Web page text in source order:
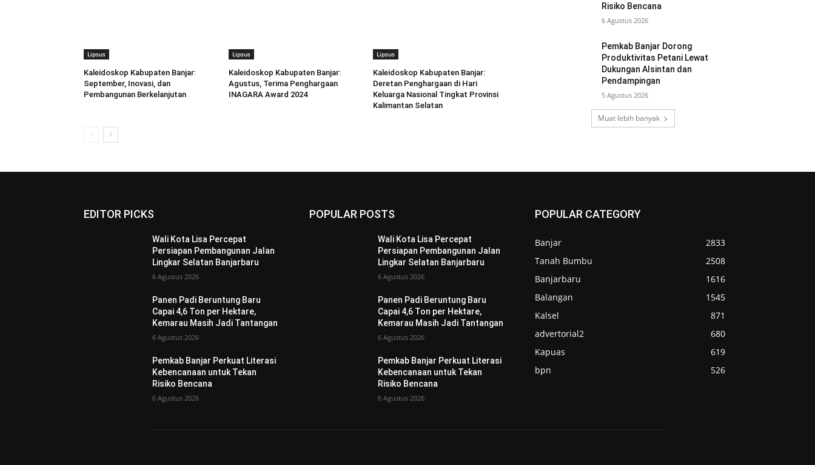
Lipsus
Kaleidoskop Kabupaten Banjar:
September, Inovasi, dan
Pembangunan Berkelanjutan
Lipsus
Kaleidoskop Kabupaten Banjar:
Agustus, Terima Penghargaan
INAGARA Award 2024
Lipsus
Kaleidoskop Kabupaten Banjar:
Deretan Penghargaan di Hari
Keluarga Nasional Tingkat Provinsi
Kalimantan Selatan
Risiko Bencana
6 Agustus 2026
Pemkab Banjar Dorong
Produktivitas Petani Lewat
Dukungan Alsintan dan
Pendampingan
5 Agustus 2026
Muat lebih banyak
EDITOR PICKS
Wali Kota Lisa Percepat
Persiapan Pembangunan Jalan
Lingkar Selatan Banjarbaru
6 Agustus 2026
Panen Padi Beruntung Baru
Capai 4,6 Ton per Hektare,
Kemarau Masih Jadi Tantangan
6 Agustus 2026
Pemkab Banjar Perkuat Literasi
Kebencanaan untuk Tekan
Risiko Bencana
6 Agustus 2026
POPULAR POSTS
Wali Kota Lisa Percepat
Persiapan Pembangunan Jalan
Lingkar Selatan Banjarbaru
6 Agustus 2026
Panen Padi Beruntung Baru
Capai 4,6 Ton per Hektare,
Kemarau Masih Jadi Tantangan
6 Agustus 2026
Pemkab Banjar Perkuat Literasi
Kebencanaan untuk Tekan
Risiko Bencana
6 Agustus 2026
POPULAR CATEGORY
Banjar
2833
Tanah Bumbu
2508
Banjarbaru
1616
Balangan
1545
Kalsel
871
advertorial2
680
Kapuas
619
bpn
526